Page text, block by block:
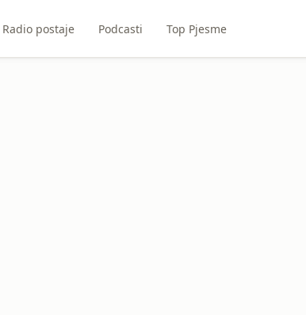
Radio postaje Podcasti Top Pjesme